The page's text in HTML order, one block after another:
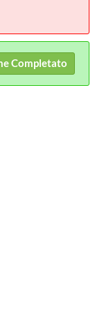
Completato